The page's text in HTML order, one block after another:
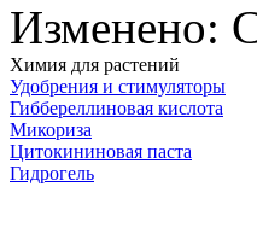
Изменено:
Химия для растений
Удобрения и стимуляторы
Гиббереллиновая кислота
Микориза
Цитокининовая паста
Гидрогель